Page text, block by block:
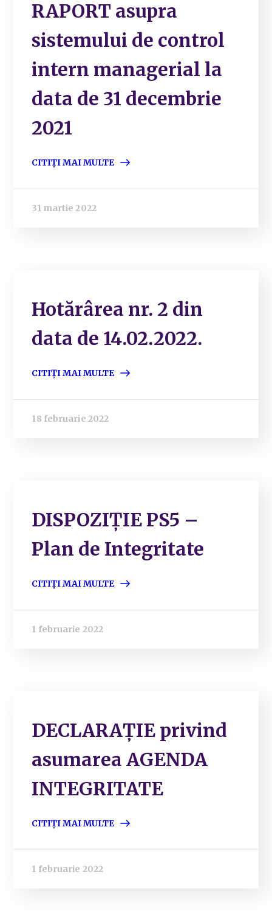
RAPORT asupra
sistemului de control
intern managerial la
data de 31 decembrie
2021
CITIȚI MAI MULTE
31 martie 2022
Hotărârea nr. 2 din
data de 14.02.2022.
CITIȚI MAI MULTE
18 februarie 2022
DISPOZIȚIE PS5 –
Plan de Integritate
CITIȚI MAI MULTE
1 februarie 2022
DECLARAȚIE privind
asumarea AGENDA
INTEGRITATE
CITIȚI MAI MULTE
1 februarie 2022